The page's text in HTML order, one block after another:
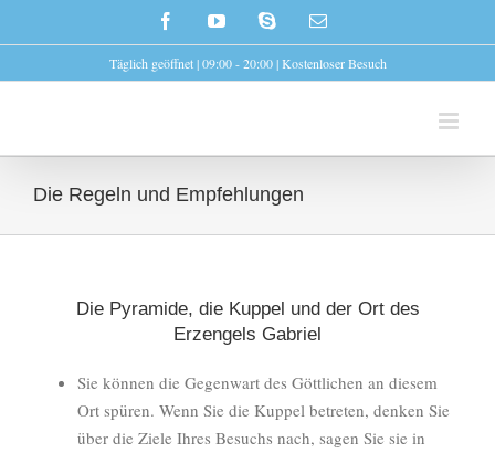
to
FacebookYouTubeSkype E-
Täglich geöffnet | 09:00 - 20:00 | Kostenloser Besuch
Die Regeln und Empfehlungen
Die Pyramide, die Kuppel und der Ort des
Erzengels Gabriel
Sie können die Gegenwart des Göttlichen an diesem
Ort spüren. Wenn Sie die Kuppel betreten, denken Sie
über die Ziele Ihres Besuchs nach, sagen Sie sie in